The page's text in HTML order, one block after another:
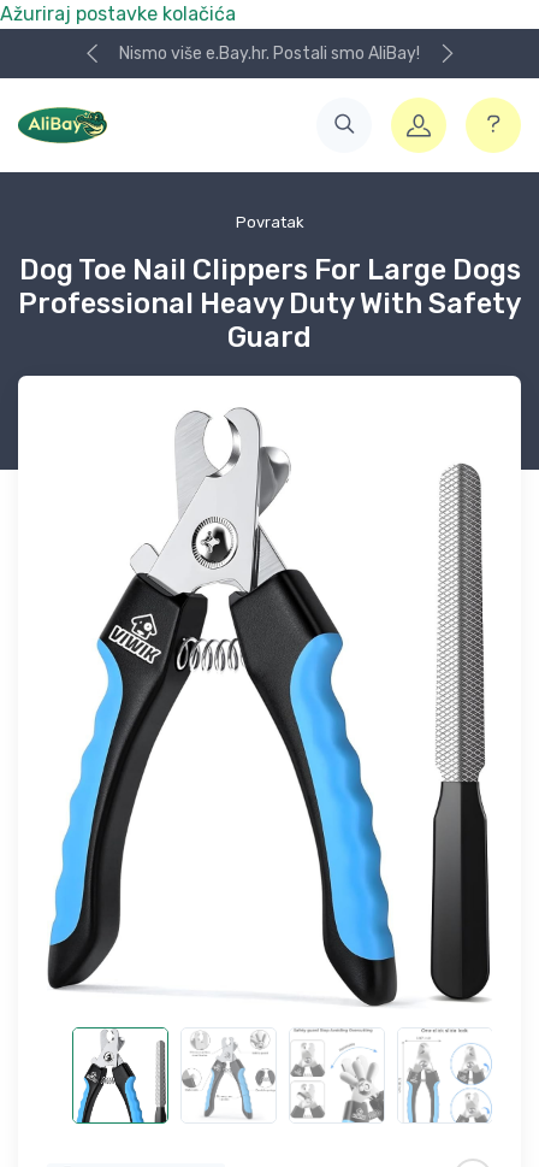
Ažuriraj postavke kolačića
Nismo više e.Bay.hr. Postali smo AliBay!
Povratak
Dog Toe Nail Clippers For Large Dogs
Professional Heavy Duty With Safety
Guard